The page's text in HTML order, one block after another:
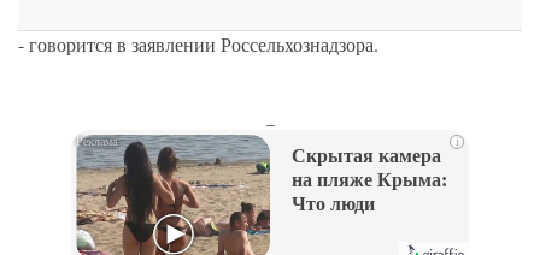
- говорится в заявлении Россельхознадзора.
i
Скрытая камера
на пляже Крыма:
Что люди